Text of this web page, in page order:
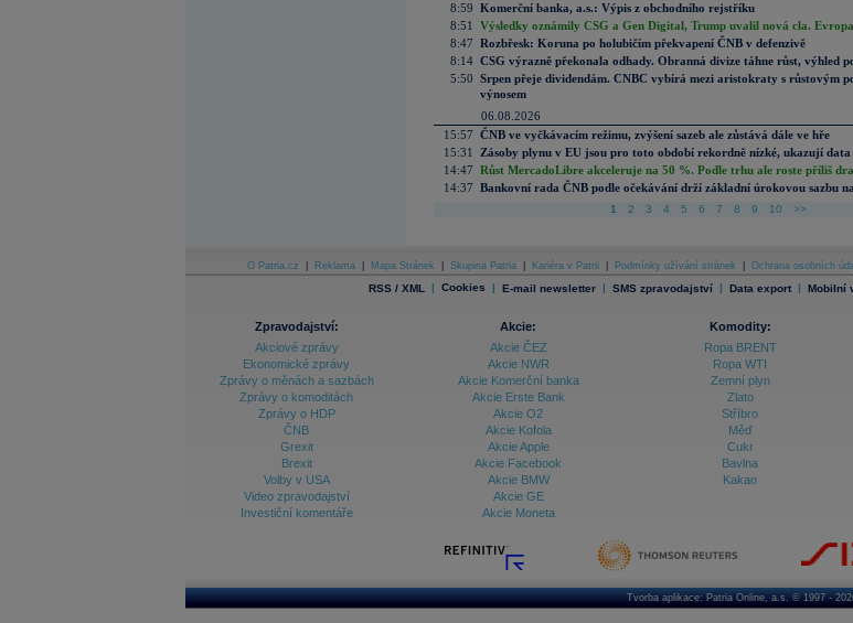
8:59 Komerční banka, a.s.: Výpis z obchodního rejstříku
8:51
Výsledky oznámily CSG a Gen Digital, Trump uvalil nová cla.
8:47 Rozbřesk: Koruna po holubičím překvapení ČNB v defenzivě
8:14 CSG výrazně překonala odhady. Obranná divize táhne růst, výhled
5:50 Srpen přeje dividendám. CNBC vybírá mezi aristokraty s růstovým
výnosem
06.08.2026
15:57 ČNB ve vyčkávacím režimu, zvýšení sazeb ale zůstává dále ve hře
15:31
Zásoby plynu v EU jsou pro toto období rekordně nízké, ukazují data
14:47 Růst MercadoLibre akceleruje na 50 %. Podle trhu ale roste příliš
14:37 Bankovní rada ČNB podle očekávání drží základní úrokovou sazbu
1 2 3 4 5 6 7 8 9 10 >>
O Patria.cz Reklama Mapa Stránek Skupina Patria Kariéra v Patrii Podmínky užívání stránek Ochrana osobních
RSS / XML | Cookies | E-mail newsletter | SMS zpravodajství | Data export | Mobilní
Zpravodajství:
Akciové zprávy
Ekonomické zprávy
Zprávy o měnách a sazbách
Zprávy o komoditách
Zprávy o HDP
ČNB
Grexit
Brexit
Volby v USA
Video zpravodajství
Investiční komentáře
Akcie:
Akcie ČEZ
Akcie NWR
Akcie Komerční banka
Akcie Erste Bank
Akcie O2
Akcie Kofola
Akcie Apple
Akcie Facebook
Akcie BMW
Akcie GE
Akcie Moneta
Komodity:
Ropa BRENT
Ropa WTI
Zemní plyn
Zlato
Stříbro
Měď
Cukr
Bavlna
Kakao
Tvorba aplikace:Patria Online, a.s.© 1997 -